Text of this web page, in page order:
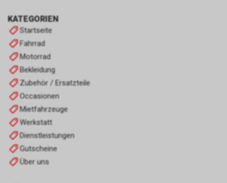
KATEGORIEN
Startseite
Fahrrad
Motorrad
Bekleidung
Zubehör / Ersatzteile
Occasionen
Mietfahrzeuge
Werkstatt
Dienstleistungen
Gutscheine
Über uns